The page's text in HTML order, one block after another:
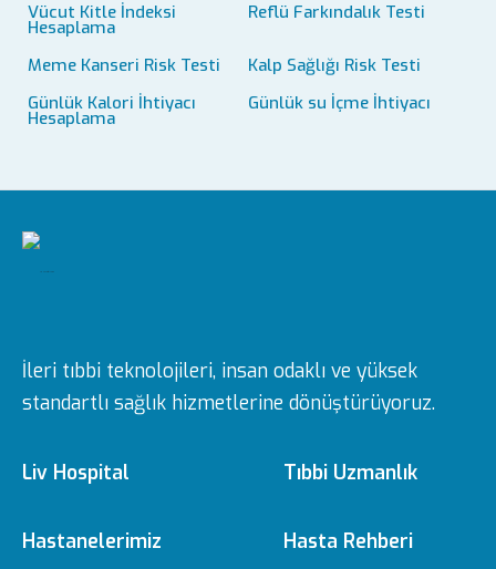
Vücut Kitle İndeksi
Hesaplama
Reflü Farkındalık Testi
Meme Kanseri Risk Testi
Kalp Sağlığı Risk Testi
Günlük Kalori İhtiyacı
Hesaplama
Günlük su İçme İhtiyacı
İleri tıbbi teknolojileri, insan odaklı ve yüksek
standartlı sağlık hizmetlerine dönüştürüyoruz.
Liv Hospital
Hastanelerimiz
Tıbbi Uzmanlık
Hasta Rehberi